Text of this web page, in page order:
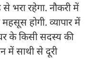
भरा रहेगा. नौकरी में
होगी. व्यापार में
के किसी सदस्य की
में साथी से दूरी